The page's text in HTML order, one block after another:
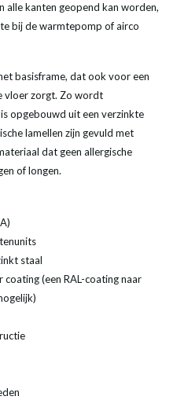
alle kanten geopend kan worden,
bij de warmtepomp of airco
basisframe, dat ook voor een
vloer zorgt. Zo wordt
opgebouwd uit een verzinkte
lamellen zijn gevuld met
dat geen allergische
of longen.
staal
(een RAL-coating naar